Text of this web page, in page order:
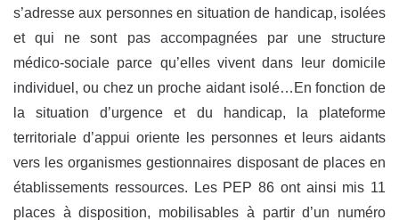
s’adresse aux personnes en situation de handicap, isolées
et qui ne sont pas accompagnées par une structure
médico-sociale parce qu’elles vivent dans leur domicile
individuel, ou chez un proche aidant isolé…En fonction de
la situation d’urgence et du handicap, la plateforme
territoriale d’appui oriente les personnes et leurs aidants
vers les organismes gestionnaires disposant de places en
établissements ressources. Les PEP 86 ont ainsi mis 11
places à disposition, mobilisables à partir d’un numéro